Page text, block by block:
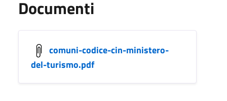
Documenti
comuni-codice-cin-ministero-
del-turismo.pdf